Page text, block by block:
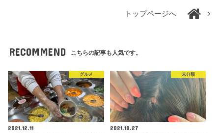
トップページへ
RECOMMEND こちらの記事も人気です。
グルメ
2021.12.11
未分類
2021.10.27